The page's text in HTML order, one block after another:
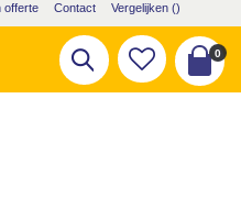
offerte Contact Vergelijken ()
Cart
0
Zoek